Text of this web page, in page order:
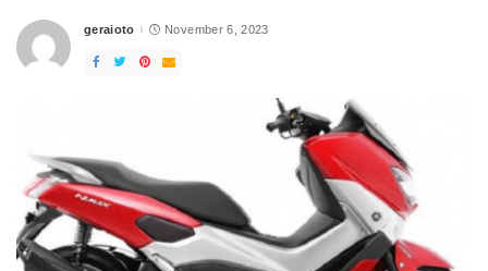
Posted
geraioto November 6, 2023